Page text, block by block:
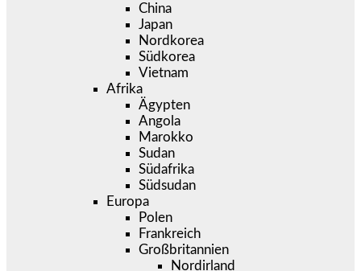
China
Japan
Nordkorea
Südkorea
Vietnam
Afrika
Ägypten
Angola
Marokko
Sudan
Südafrika
Südsudan
Europa
Polen
Frankreich
Großbritannien
Nordirland